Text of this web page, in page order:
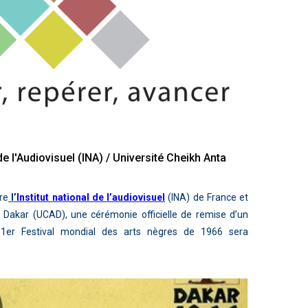
l'Audiovisuel (INA) / Université Cheikh Anta
l’Institut national de l’audiovisuel (INA) de France et
(UCAD), une cérémonie officielle de remise d’un
Festival mondial des arts nègres de 1966 sera